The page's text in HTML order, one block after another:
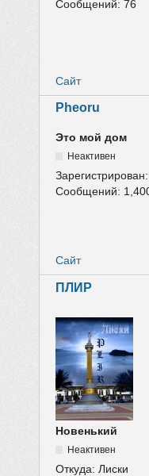
Сообщений:76
Сайт
Pheoru
Это мой дом
Неактивен
Сообщений:
Сайт
ПЛИР
Новенький
Неактивен
Откуда:Лиски